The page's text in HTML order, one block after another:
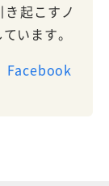
起こすノ
います。
Facebook